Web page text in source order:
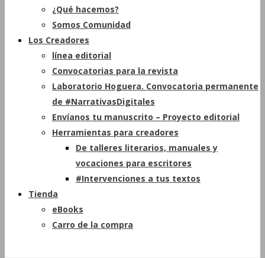
¿Qué hacemos?
Somos Comunidad
Los Creadores
línea editorial
Convocatorias para la revista
Laboratorio Hoguera. Convocatoria permanente
de #NarrativasDigitales
Envíanos tu manuscrito – Proyecto editorial
Herramientas para creadores
De talleres literarios, manuales y
vocaciones para escritores
#Intervenciones a tus textos
Tienda
eBooks
Carro de la compra